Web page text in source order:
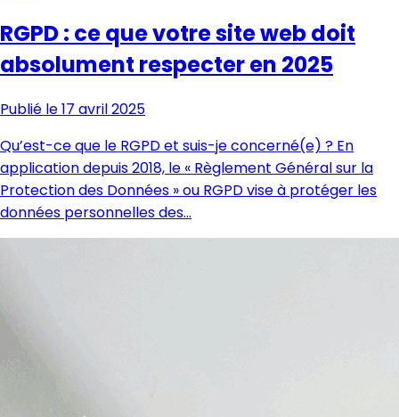
RGPD : ce que votre site web doit
absolument respecter en 2025
Publié le 17 avril 2025
Qu’est-ce que le RGPD et suis-je concerné(e) ? En
application depuis 2018, le « Règlement Général sur la
Protection des Données » ou RGPD vise à protéger les
données personnelles des…